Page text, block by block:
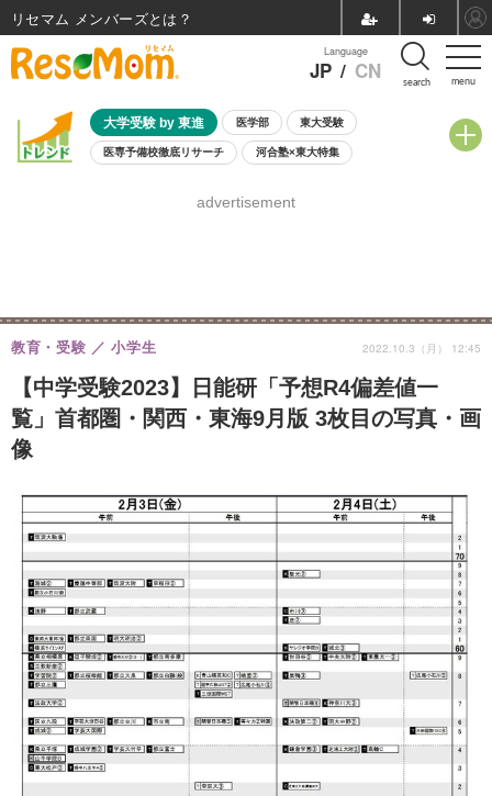
menu
Language
JP / CN search
大学受験 by 東進 医学部 東大受験
医専予備校徹底リサーチ 河合塾×東大特集
8月開催学校説明会・相談会
advertisement
【中学受験2023】日能研「予想R4偏差値一
覧」首都圏・関西・東海9月版 3枚目の写真・画
像
教育・受験 小学生 2022.10.3（月） 12:45
リセマム メンバーズ